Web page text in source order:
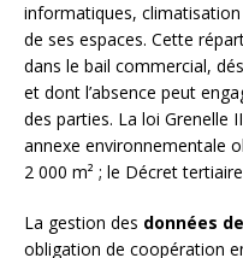
informatiques,
de ses espaces. Cette
dans le bail commercial,
et dont l’absence peut
des parties. La loi Grenelle
annexe environnementale
2 000 m² ; le Décret
La gestion des données
obligation de coopération